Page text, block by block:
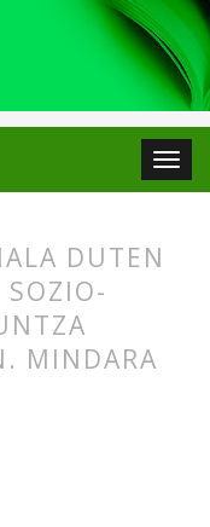
Inklusioaren
DUTEN
SOZIO-
MINDARA